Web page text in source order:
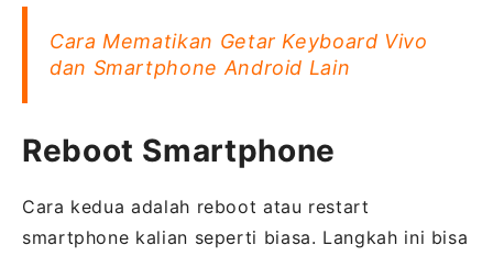
Cara Mematikan Getar Keyboard Vivo
dan Smartphone Android Lain
Reboot Smartphone
Cara kedua adalah reboot atau restart
smartphone kalian seperti biasa. Langkah ini bisa